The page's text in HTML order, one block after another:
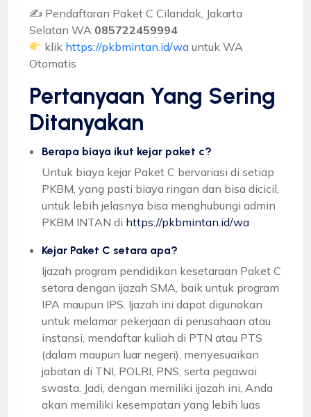
✍ Pendaftaran Paket C Cilandak, Jakarta
Selatan WA 085722459994
klik https://pkbmintan.id/wa untuk WA
Otomatis
Pertanyaan Yang Sering
Ditanyakan
Berapa biaya ikut kejar paket c?
Untuk biaya kejar Paket C bervariasi di setiap
PKBM, yang pasti biaya ringan dan bisa dicicil,
untuk lebih jelasnya bisa menghubungi admin
PKBM INTAN di https://pkbmintan.id/wa
Kejar Paket C setara apa?
Ijazah program pendidikan kesetaraan Paket C
setara dengan ijazah SMA, baik untuk program
IPA maupun IPS. Ijazah ini dapat digunakan
untuk melamar pekerjaan di perusahaan atau
instansi, mendaftar kuliah di PTN atau PTS
(dalam maupun luar negeri), menyesuaikan
jabatan di TNI, POLRI, PNS, serta pegawai
swasta. Jadi, dengan memiliki ijazah ini, Anda
akan memiliki kesempatan yang lebih luas